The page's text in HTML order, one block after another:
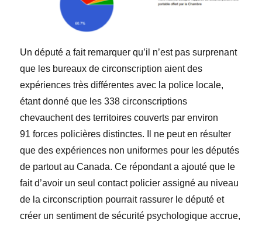
Un député a fait remarquer qu’il n’est pas surprenant
que les bureaux de circonscription aient des
expériences très différentes avec la police locale,
étant donné que les 338 circonscriptions
chevauchent des territoires couverts par environ
91 forces policières distinctes. Il ne peut en résulter
que des expériences non uniformes pour les députés
de partout au Canada. Ce répondant a ajouté que le
fait d’avoir un seul contact policier assigné au niveau
de la circonscription pourrait rassurer le député et
créer un sentiment de sécurité psychologique accrue,